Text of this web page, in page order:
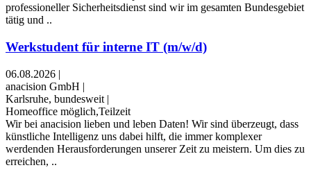
professioneller Sicherheitsdienst sind wir im gesamten Bundesgebiet
tätig und ..
Werkstudent für interne IT (m/w/d)
06.08.2026 |
anacision GmbH |
Karlsruhe, bundesweit |
Homeoffice möglich,Teilzeit
Wir bei anacision lieben und leben Daten! Wir sind überzeugt, dass
künstliche Intelligenz uns dabei hilft, die immer komplexer
werdenden Herausforderungen unserer Zeit zu meistern. Um dies zu
erreichen, ..